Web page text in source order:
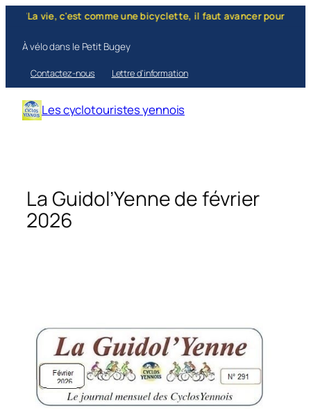
Aller
contenu
vie, c'est comme une bicyclette, il faut avancer pour ne
À vélo dans le Petit Bugey
Contactez-nous Lettre d’information
Les cyclotouristes yennois
La Guidol’Yenne de février
2026